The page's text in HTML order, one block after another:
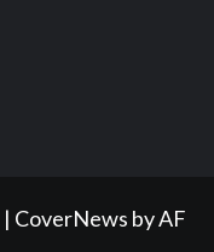
| CoverNews by AF